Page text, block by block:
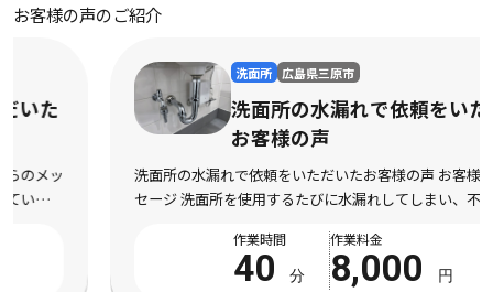
お客様の声のご紹介
洗面所 広島県三原市
洗面所の水漏れで依頼をいただいた
お客様の声
洗面所の水漏れで依頼をいただいたお客様の声 お客様からのメッ
セージ 洗面所を使用するたびに水漏れしてしまい、不安になって
た。 電話対応から作業完了まで丁寧で安心 […]
作業料金
8,000 円